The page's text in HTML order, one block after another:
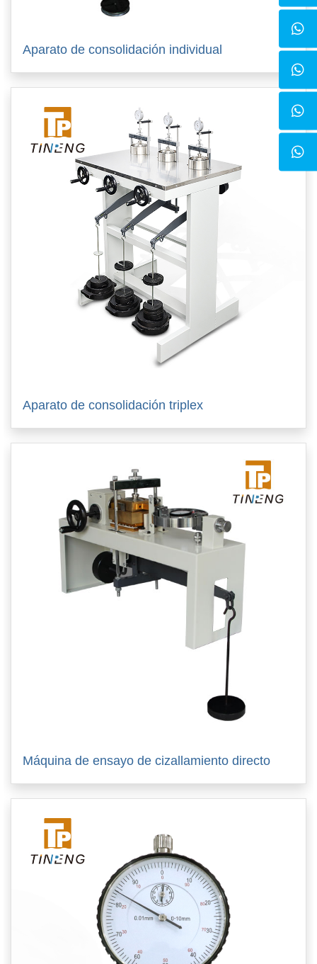
Aparato de consolidación individual
Aparato de consolidación triplex
Máquina de ensayo de cizallamiento directo